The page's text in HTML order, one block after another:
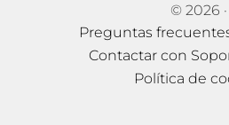
© 2026 ·
Preguntas
Contactar con
Política de